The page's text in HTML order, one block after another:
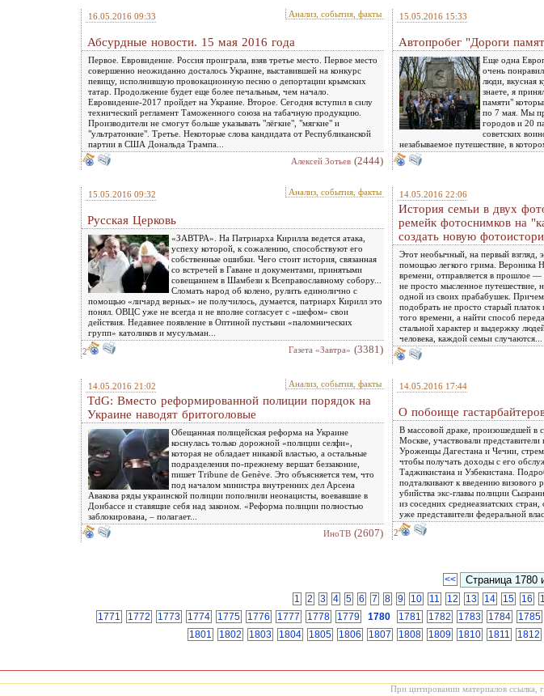
16.05.2016 09:33 Анализ, события, факты
Абсурдные новости. 15 мая 2016 года
Первое. Евровидение. Россия проиграла, взяв третье место. Первое место
совершенно неожиданно досталось Украине, выставившей на конкурс
певицу, исполнившую провокационную песню о депортации крымских
татар. Продолжение будет еще более печальным, чем начало.
Евровидение-2017 пройдет на Украине. Второе. Сегодня вступил в силу
технический регламент Таможенного союза на табачную продукцию.
Производители не смогут больше указывать "лёгкие", "мягкие" и
"ультратонкие". Третье. Некоторые слова кандидата от Республиканской
партии в США Дональда Трампа...
Алексей Зотьев (2444)
15.05.2016 15:33
Автопробег "Дороги
Еще одна
очень
люди, вкусная
знаете, я
памяти"
по 7 мая. Мы
городов и 20
советских
незабываемое путешествие, в
15.05.2016 09:32 Анализ, события, факты
Русская Церковь
«ЗАВТРА». На Патриарха Кирилла ведется атака,
успеху которой, к сожалению, способствуют его
собственные ошибки. Чего стоит история, связанная
со встречей в Гаване и документами, принятыми
совещанием в Шамбези к Всеправославному собору...
Сломать народ об колено, рулить единолично с
помощью «личард верных» не получилось, думается, патриарх Кирилл это
понял. ОВЦС уже не всегда и не вполне согласует с «шефом» свои
действия. Недавнее появление в Оптиной пустыни «паломнических
групп» католиков и мусульман...
2
Газета «Завтра» (3381)
14.05.2016 22:06
История семьи в двух
ремейк фотоснимков на
создать новую
Этот необычный, на первый взгляд,
помощью легкого грима. Вероника
времени, отправляется в прошлое —
не просто мысленное путешествие,
одной из своих прабабушек.
подобрать не просто старый
того времени, а найти способ
стальной характер и выдержку
человека, каждой семьи случаются...
14.05.2016 21:02 Анализ, события, факты
TdG: Вместо реформированной полиции порядок на
Украине наводят бритоголовые
Обещанная полицейская реформа на Украине
коснулась только дорожной «полиции селфи»,
которая не обладает никакой властью, а остальные
подразделения по-прежнему вершат беззаконие,
пишет Tribune de Genève. Это объясняется тем, что
под началом министра внутренних дел Арсена
Авакова ряды украинской полиции пополнили неонацисты, воевавшие в
Донбассе и ставящие себя над законом. «Реформа полиции полностью
заблокирована, – полагает...
ИноТВ (2607)
14.05.2016 17:44
О побоище
В массовой драке, произошедшей в
Москве, участвовали
Уроженцы Дагестана и Чечни,
чтобы получать доходы с его
Таджикистана и Узбекистана.
подталкивают к введению
убийства экс-главы полиции
из соседних среднеазиатских
уже представители федеральной
2
<<
1
2 3 4 5 6 7 8 9 10 11 12 13 14 15 16
1771
1772 1773 1774 1775 1776 1777 1778 1779 1780 1781 1782 1783 1784 1785
1801
1802 1803 1804 1805 1806 1807 1808 1809 1810 1811 1812
При цитировании материалов ссылка,